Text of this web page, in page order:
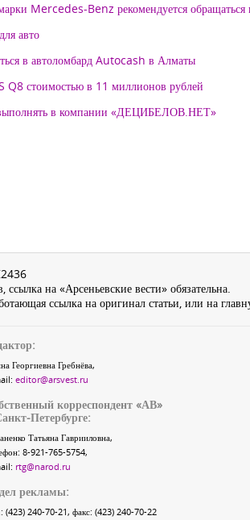
Mercedes-Benz рекомендуется
авто
в автоломбард Autocash в Алматы
Q8 стоимостью в 11 миллионов рублей
в компании «ДЕЦИБЕЛОВ.НЕТ»
на «Арсеньевские вести» обязательна.
ссылка на оригинал статьи, или на
Георгиевна Гребнёва,
editor@arsvest.ru
корреспондент «АВ»
Петербурге:
Татьяна Гаврииловна,
8-921-765-5754,
rtg@narod.ru
рекламы:
(423) 240-70-21, факс: (423) 240-70-22